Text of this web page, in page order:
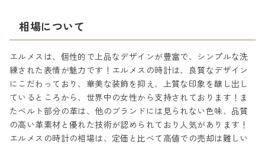
相場について
エルメスは、個性的で上品なデザインが豊富で、シンプルな洗
練された表情が魅力です！エルメスの時計は、良質なデザイン
にこだわっており、華美な装飾を抑え、上質な印象を醸し出し
ているところから、世界中の女性から支持されております！ま
たベルト部分の革は、他のブランドには見られない色味、品質
の高い革素材と優れた技術が認められており人気があります！
エルメスの時計の相場は、定価と比べて高値での売却は難しい